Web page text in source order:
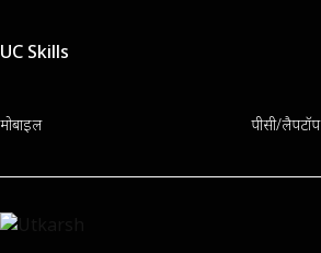
UC Skills
मोबाइल पीसी/लैपटॉप